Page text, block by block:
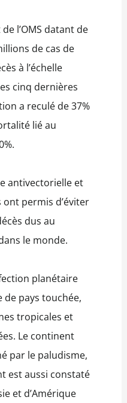
l’OMS datant de
de cas de
à l’échelle
cinq dernières
a reculé de 37%
lié au
antivectorielle et
permis d’éviter
dus au
le monde.
planétaire
de pays touchée,
tropicales et
Le continent
par le paludisme,
est aussi constaté
et d’Amérique